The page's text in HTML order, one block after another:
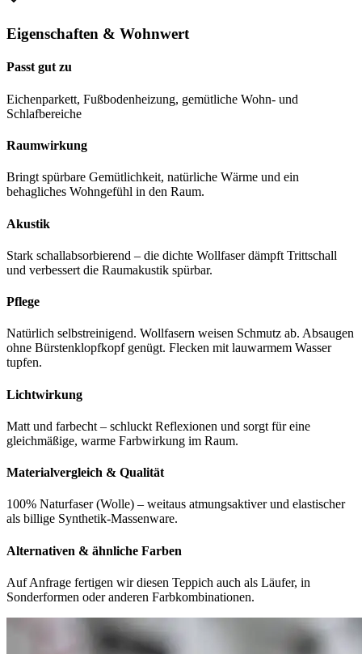
Eigenschaften & Wohnwert
Passt gut zu
Eichenparkett, Fußbodenheizung, gemütliche Wohn- und
Schlafbereiche
Raumwirkung
Bringt spürbare Gemütlichkeit, natürliche Wärme und ein
behagliches Wohngefühl in den Raum.
Akustik
Stark schallabsorbierend – die dichte Wollfaser dämpft Trittschall
und verbessert die Raumakustik spürbar.
Pflege
Natürlich selbstreinigend. Wollfasern weisen Schmutz ab. Absaugen
ohne Bürstenklopfkopf genügt. Flecken mit lauwarmem Wasser
tupfen.
Lichtwirkung
Matt und farbecht – schluckt Reflexionen und sorgt für eine
gleichmäßige, warme Farbwirkung im Raum.
Materialvergleich & Qualität
100% Naturfaser (Wolle) – weitaus atmungsaktiver und elastischer
als billige Synthetik-Massenware.
Alternativen & ähnliche Farben
Auf Anfrage fertigen wir diesen Teppich auch als Läufer, in
Sonderformen oder anderen Farbkombinationen.